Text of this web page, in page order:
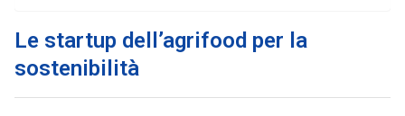
Le startup dell’agrifood per la
sostenibilità